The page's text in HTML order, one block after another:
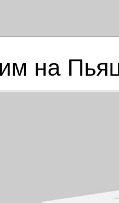
на